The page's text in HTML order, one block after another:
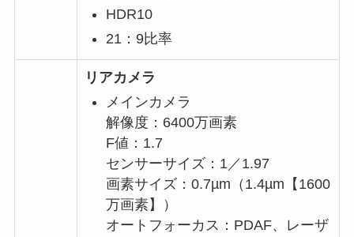
HDR10
21：9比率
リアカメラ
メインカメラ
解像度：6400万画素
F値：1.7
センサーサイズ：1／1.97
画素サイズ：0.7µm（1.4µm【1600
万画素】）
オートフォーカス：PDAF、レーザ